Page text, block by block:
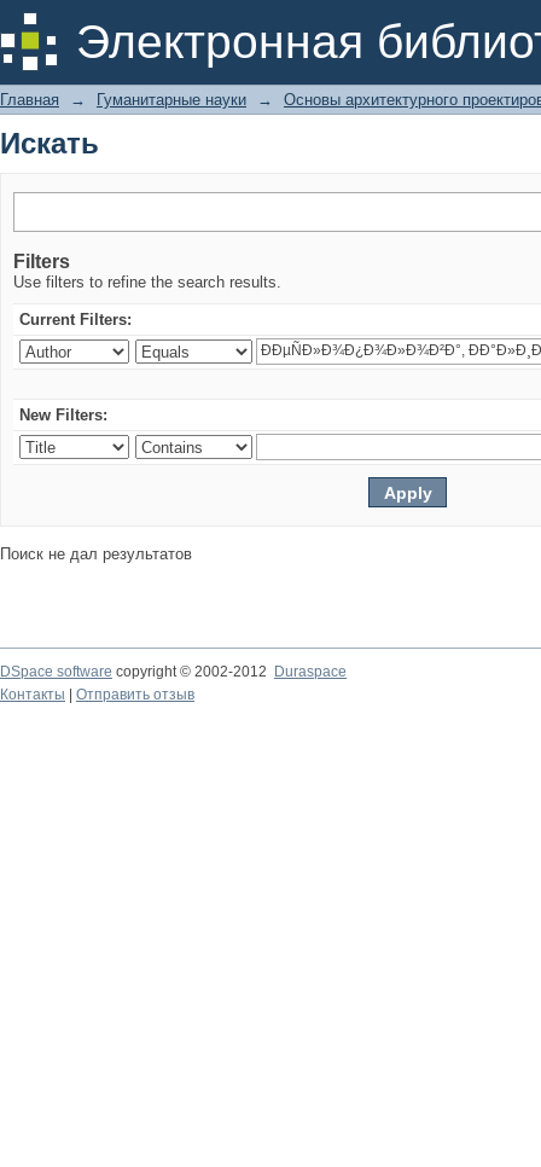
Электронная
Искать
Главная → Гуманитарные науки → Основы архитектурного
Искать
Filters
Use filters to refine the search results.
Current Filters:
New Filters:
Поиск не дал результатов
DSpace software copyright © 2002-2012
Duraspace
Контакты
Отправить отзыв